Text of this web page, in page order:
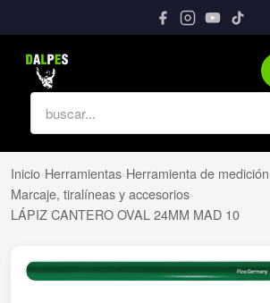
Inicio›Herramientas›Herramienta de
Marcaje, tiralíneas y accesorios›
LÁPIZ CANTERO OVAL 24MM MAD 10